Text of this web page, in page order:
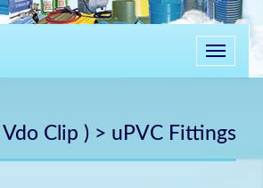
Clip ) > uPVC Fittings